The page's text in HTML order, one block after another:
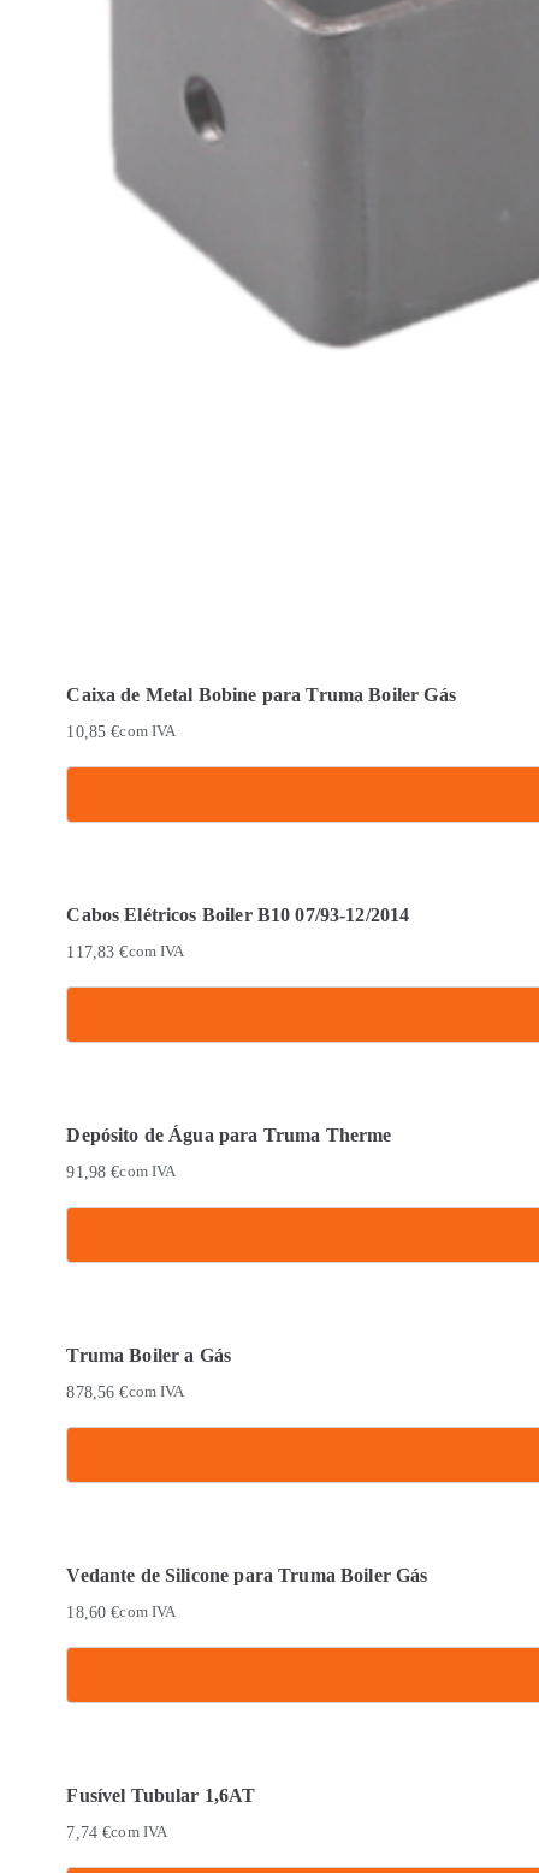
Caixa de Metal Bobine para Truma Boiler Gás
10,85€com IVA
Cabos Elétricos Boiler B10 07/93-12/2014
117,83€com IVA
Depósito de Água para Truma Therme
91,98€com IVA
Truma Boiler a Gás
878,56€com IVA
Vedante de Silicone para Truma Boiler Gás
18,60€com IVA
Fusível Tubular 1,6AT
7,74€com IVA